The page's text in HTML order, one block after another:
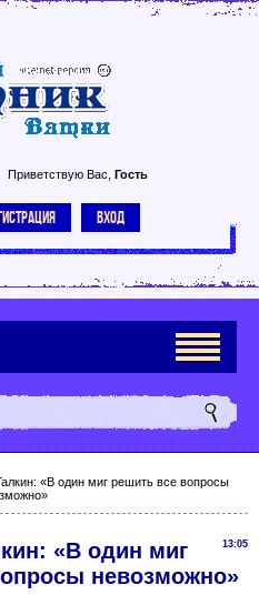
Приветствую Вас Гость
ВХОД
«В один миг решить все вопросы
13:05
«В один миг
невозможно»